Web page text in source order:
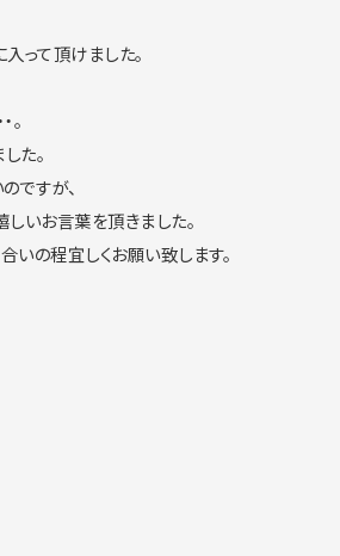
って頂けました。
。
た。
ですが、
いお言葉を頂きました。
いの程宜しくお願い致します。